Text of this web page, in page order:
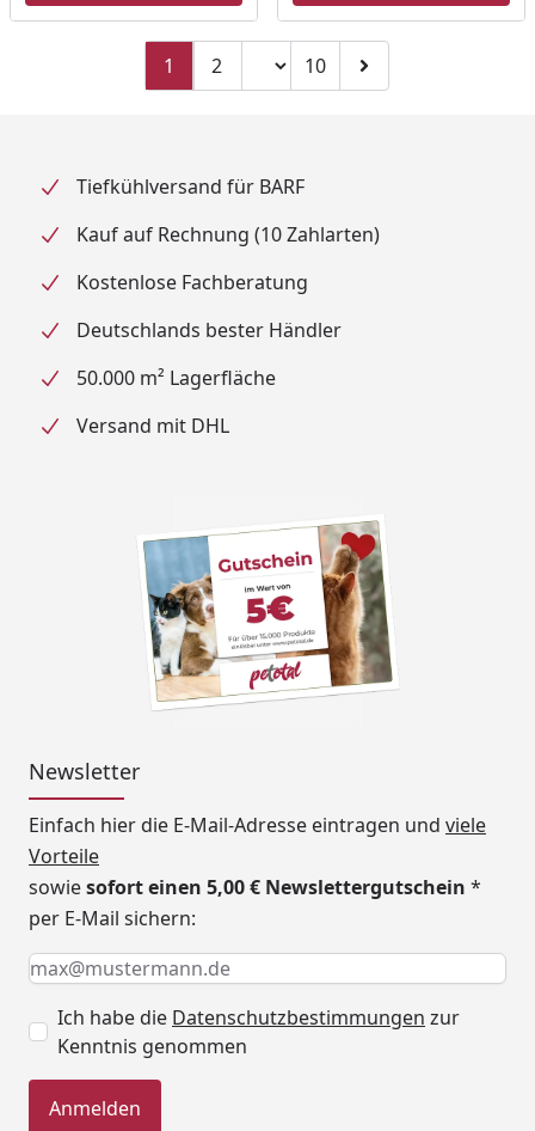
1 Zu Seite 2
2 Seitenzahl ändern
Zu Seite 10
10 Zur nächsten Seite
Tiefkühlversand für BARF
Kauf auf Rechnung (10 Zahlarten)
Kostenlose Fachberatung
Deutschlands bester Händler
50.000 m² Lagerfläche
Versand mit DHL
Newsletter
Einfach hier die E-Mail-Adresse eintragen und viele
Vorteile
sowiesofort einen 5,00 € Newslettergutschein *
per E-Mail sichern:
Keine Eingabe erforderlich
Eingabe erforderlich
E-Mail *
Ich habe die Datenschutzbestimmungen zur
Kenntnis genommen
Anmelden